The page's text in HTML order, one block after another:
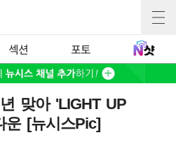
섹션 포토
맞아 'LIGHT UP
운 [뉴시스Pic]